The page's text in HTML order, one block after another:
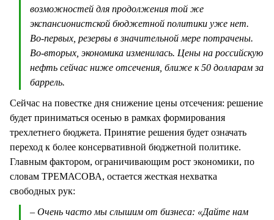
возможностей для продолжения той же
экспансионистской бюджетной политики уже нет.
Во-первых, резервы в значительной мере потрачены.
Во-вторых, экономика изменилась. Цены на российскую
нефть сейчас ниже отсечения, ближе к 50 долларам за
баррель.
Сейчас на повестке дня снижение цены отсечения: решение
будет приниматься осенью в рамках формирования
трехлетнего бюджета. Принятие решения будет означать
переход к более консервативной бюджетной политике.
Главным фактором, ограничивающим рост экономики, по
словам ТРЕМАСОВА, остается жесткая нехватка
свободных рук:
– Очень часто мы слышим от бизнеса: «Дайте нам